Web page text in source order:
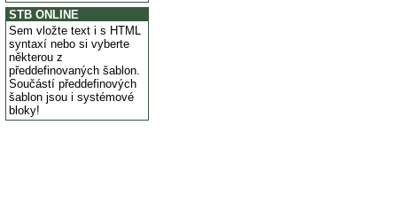
STB ONLINE
Sem vložte text i s HTML
syntaxí nebo si vyberte
některou z
předdefinovaných šablon.
Součástí předdefinových
šablon jsou i systémové
bloky!